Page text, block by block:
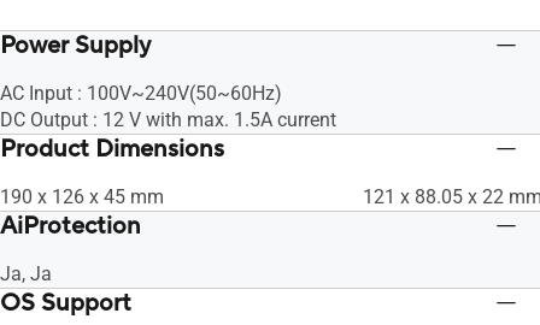
Power Supply
AC Input : 100V~240V(50~60Hz)
DC Output : 12 V with max. 1.5A current
Product Dimensions
190 x 126 x 45 mm 121 x 88.05 x 22
AiProtection
Ja, Ja
OS Support